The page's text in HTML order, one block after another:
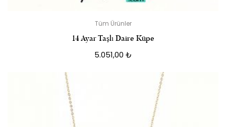
Tüm Ürünler
14 Ayar Taşlı Daire Küpe
5.051,00 ₺